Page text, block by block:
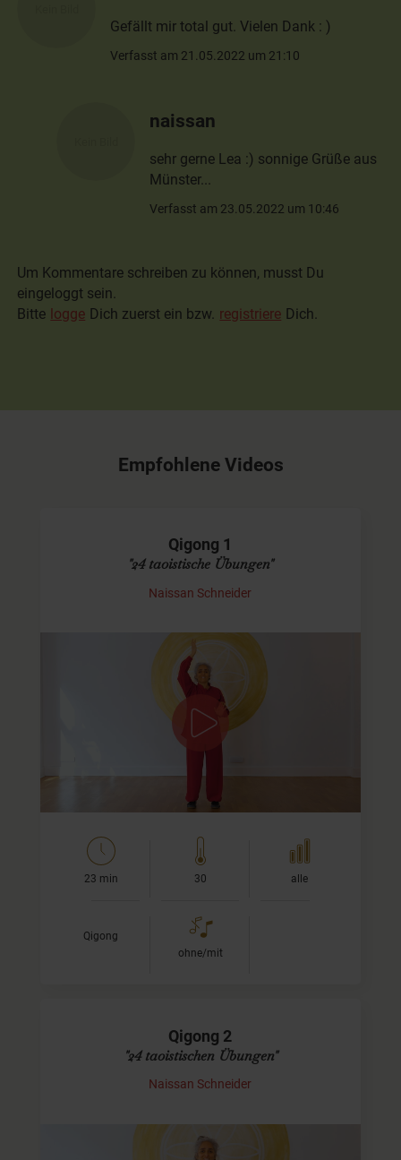
Gefällt mir total gut. Vielen Dank : )
Verfasst am 21.05.2022 um 21:10
naissan
sehr gerne Lea :) sonnige Grüße aus
Münster...
Verfasst am 23.05.2022 um 10:46
Um Kommentare schreiben zu können, musst Du
eingeloggt sein.
Bitte logge Dich zuerst ein bzw. registriere Dich.
Empfohlene Videos
Qigong 1
"24 taoistische Übungen"
Naissan Schneider
Übungen 1- 12
In diesem Video zeige ich Dir die ersten 12 Übungen der
insgesamt 24 taoistischen Übungen. Das ist eine
Übungsreihe aus dem Qigong, die ich selbst nach 25
Jahren Praxis noch immer…
23 min 30 alle
Qigong
ohne/mit
Qigong 2
"24 taoistischen Übungen"
Naissan Schneider